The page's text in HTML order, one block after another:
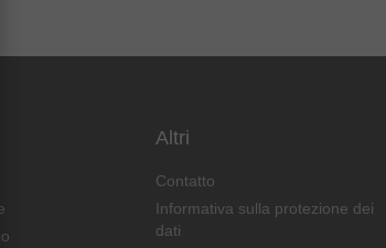
Altri
Contatto
Informativa sulla protezione dei
dati